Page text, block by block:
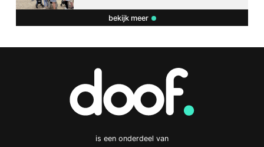
bekijk meer
is een onderdeel van